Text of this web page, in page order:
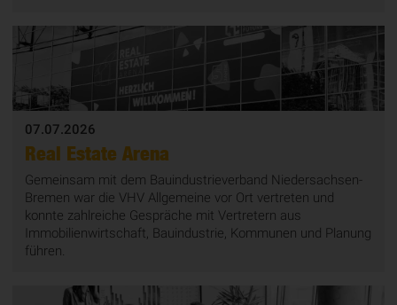
07.07.2026
Real Estate Arena
Gemeinsam mit dem Bauindustrieverband Niedersachsen-
Bremen war die VHV Allgemeine vor Ort vertreten und
konnte zahlreiche Gespräche mit Vertretern aus
Immobilienwirtschaft, Bauindustrie, Kommunen und Planung
führen.